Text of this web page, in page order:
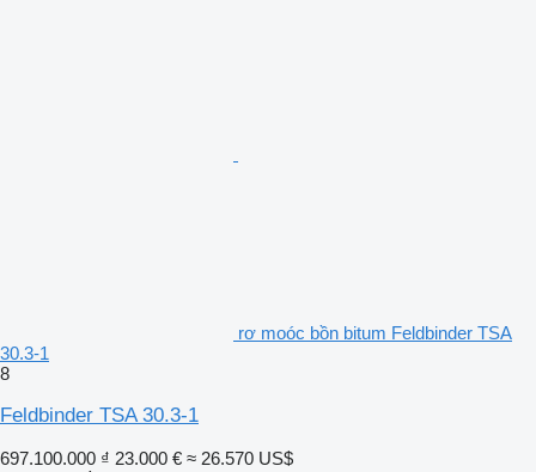
rơ moóc bồn bitum Feldbinder TSA
30.3-1
8
Feldbinder TSA 30.3-1
697.100.000 ₫ 23.000 € ≈ 26.570 US$